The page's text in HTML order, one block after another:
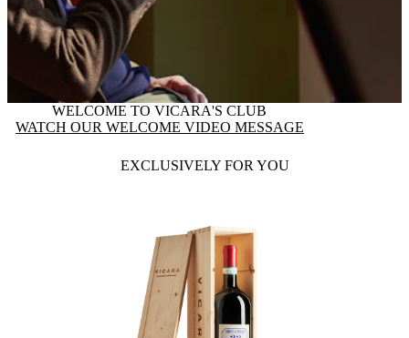
WELCOME TO VICARA'S CLUB
WATCH OUR WELCOME VIDEO MESSAGE
EXCLUSIVELY FOR YOU